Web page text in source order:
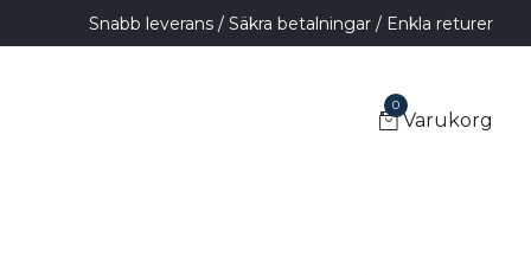
Snabb leverans / Säkra betalningar / Enkla returer
0
Varukorg